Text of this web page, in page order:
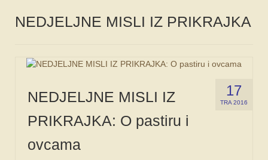
STALNE RUBRIKE
IZ ARHIVE
NAJAVE
SPONZORI
NEDJELJNE MISLI IZ PRIKRAJKA
17
TRA 2016
NEDJELJNE MISLI IZ
PRIKRAJKA: O pastiru i
ovcama